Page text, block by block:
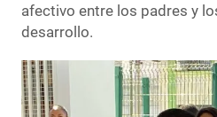
afectivo entre los padres y
desarrollo.